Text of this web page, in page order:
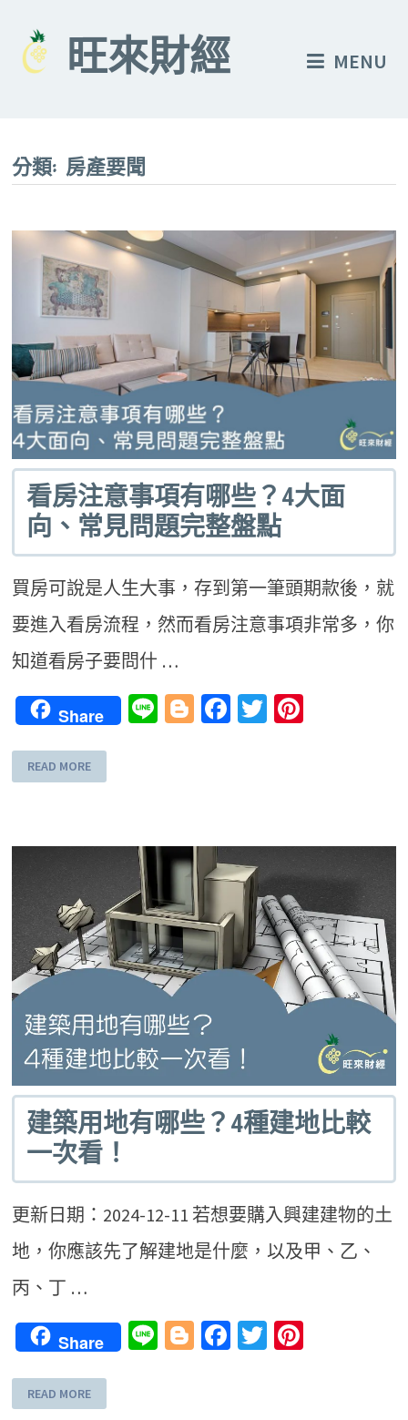
content
旺來財經 MENU
分類: 房產要聞
看房注意事項有哪些？4大面
向、常見問題完整盤點
買房可說是人生大事，存到第一筆頭期款後，就
要進入看房流程，然而看房注意事項非常多，你
知道看房子要問什 …
Share LineBlogger
Facebook
Twitter
READ MORE
建築用地有哪些？4種建地比較
一次看！
更新日期：2024-12-11 若想要購入興建建物的土
地，你應該先了解建地是什麼，以及甲、乙、
丙、丁 …
Share LineBlogger
Facebook
Twitter
READ MORE